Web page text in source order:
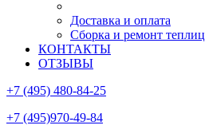
Доставка и оплата
Сборка и ремонт теплиц
КОНТАКТЫ
ОТЗЫВЫ
+7 (495) 480-84-25
+7 (495)970-49-84